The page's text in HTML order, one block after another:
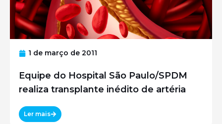
1 de março de 2011
Equipe do Hospital São Paulo/SPDM
realiza transplante inédito de artéria
Ler mais